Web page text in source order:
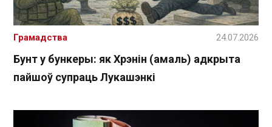
Бунт у бункеры: як Хрэнін (амаль) адкрыта
пайшоў супраць Лукашэнкі
Грамадства 24.07.2026